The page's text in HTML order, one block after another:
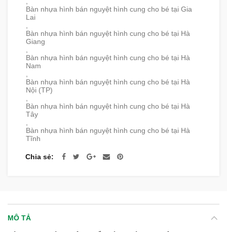
Bàn nhựa hình bán nguyệt hình cung cho bé tại Gia
Lai
Bàn nhựa hình bán nguyệt hình cung cho bé tại Hà
Giang
Bàn nhựa hình bán nguyệt hình cung cho bé tại Hà
Nam
Bàn nhựa hình bán nguyệt hình cung cho bé tại Hà
Nội (TP)
Bàn nhựa hình bán nguyệt hình cung cho bé tại Hà
Tây
Bàn nhựa hình bán nguyệt hình cung cho bé tại Hà
Tĩnh
Chia sẻ
MÔ TẢ